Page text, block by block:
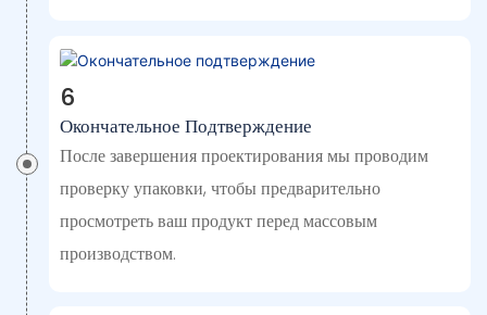
6
Окончательное Подтверждение
После завершения проектирования мы проводим
проверку упаковки, чтобы предварительно
просмотреть ваш продукт перед массовым
производством.